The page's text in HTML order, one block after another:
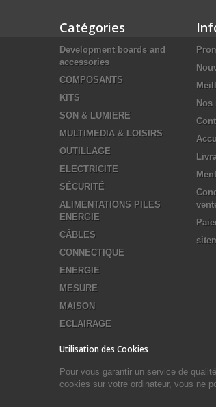
Catégories
Development boards and
accessories
COMPOSANTS
KITS
SON & LUMIERE
MULTIMEDIA & LOISIRS
OUTILLAGE
ELECTRICITE
SÉCURITÉ
ALIMENTATIONS PILES
ENERGIE
CÂBLES
CONNECTIQUE
ENERGIE
MESURE
MAISON
ECLAIRAGE
Nos
Utilisation des Cookies
Pour vous garantir un service de
cookies sur votre ordinateur, vous ne